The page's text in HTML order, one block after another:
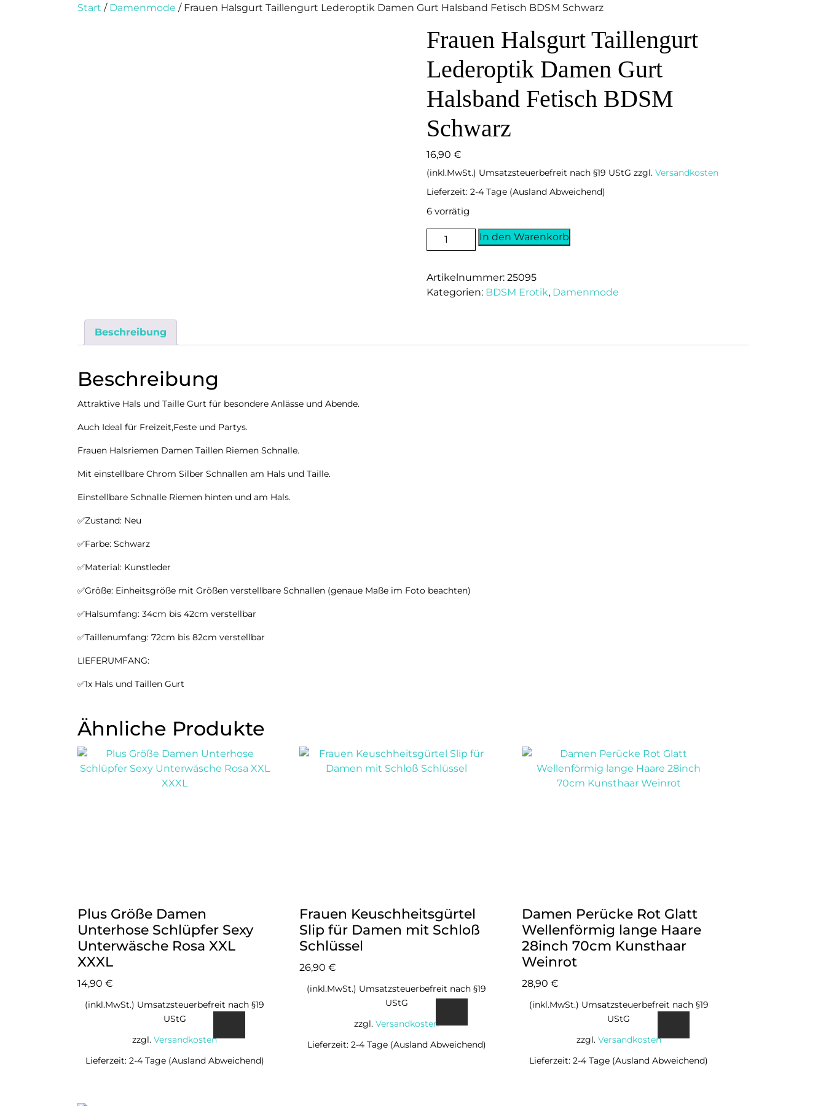
Start / Damenmode / Frauen Halsgurt Taillengurt Lederoptik Damen Gurt Halsband Fetisch BDSM Schwarz
Frauen Halsgurt Taillengurt
Lederoptik Damen Gurt
Halsband Fetisch BDSM
Schwarz
16,90 €
(inkl.MwSt.) Umsatzsteuerbefreit nach §19 UStG zzgl. Versandkosten
Lieferzeit: 2-4 Tage (Ausland Abweichend)
6 vorrätig
Frauen
Halsgurt
Lederoptik
Damen
In den Warenkorb
Artikelnummer: 25095
Kategorien: BDSM Erotik, Damenmode
Beschreibung
Beschreibung
Attraktive Hals und Taille Gurt für besondere Anlässe und Abende.
Auch Ideal für Freizeit,Feste und Partys.
Frauen Halsriemen Damen Taillen Riemen Schnalle.
Mit einstellbare Chrom Silber Schnallen am Hals und Taille.
Einstellbare Schnalle Riemen hinten und am Hals.
✅Zustand: Neu
✅Farbe: Schwarz
✅Material: Kunstleder
✅Größe: Einheitsgröße mit Größen verstellbare Schnallen (genaue Maße im Foto beachten)
✅Halsumfang: 34cm bis 42cm verstellbar
✅Taillenumfang: 72cm bis 82cm verstellbar
LIEFERUMFANG:
✅1x Hals und Taillen Gurt
Ähnliche Produkte
Plus Größe Damen
Unterhose Schlüpfer Sexy
Unterwäsche Rosa XXL
XXXL
14,90 €
(inkl.MwSt.) Umsatzsteuerbefreit nach §19
UStG
zzgl. Versandkosten
Lieferzeit: 2-4 Tage (Ausland Abweichend)
Frauen Keuschheitsgürtel
Slip für Damen mit Schloß
Schlüssel
26,90€
(inkl.MwSt.) Umsatzsteuerbefreit nach §19
UStG
zzgl.Versandkosten
Lieferzeit: 2-4 Tage (Ausland Abweichend)
Damen Perücke Rot Glatt
Wellenförmig lange Haare
28inch 70cm Kunsthaar
Weinrot
28,90 €
(inkl.MwSt.) Umsatzsteuerbefreit nach §19
UStG
zzgl. Versandkosten
Lieferzeit: 2-4 Tage (Ausland Abweichend)